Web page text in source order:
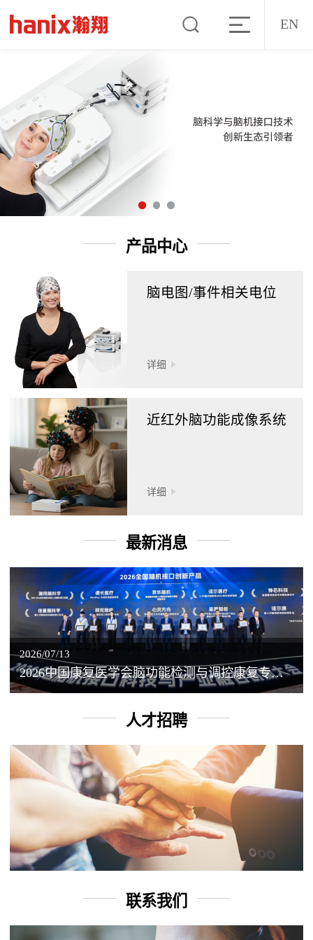
EN
产品中心
脑电图/事件相关电位
详细
近红外脑功能成像系统
详细
最新消息
2026/07/13
2026中国康复医学会脑功能检测与调控康复专业委员会学术年会丨脑客中国：脑机接口——EEG驱动TMS闭环调控工作坊
人才招聘
联系我们